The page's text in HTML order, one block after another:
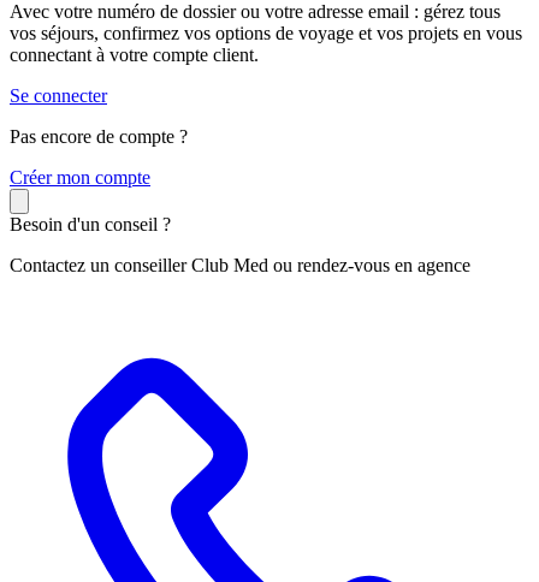
Avec votre numéro de dossier ou votre adresse email : gérez tous
vos séjours, confirmez vos options de voyage et vos projets en vous
connectant à votre compte client.
Se connecter
Pas encore de compte ?
Créer mon compte
Besoin d'un conseil ?
Contactez un conseiller Club Med ou rendez-vous en agence